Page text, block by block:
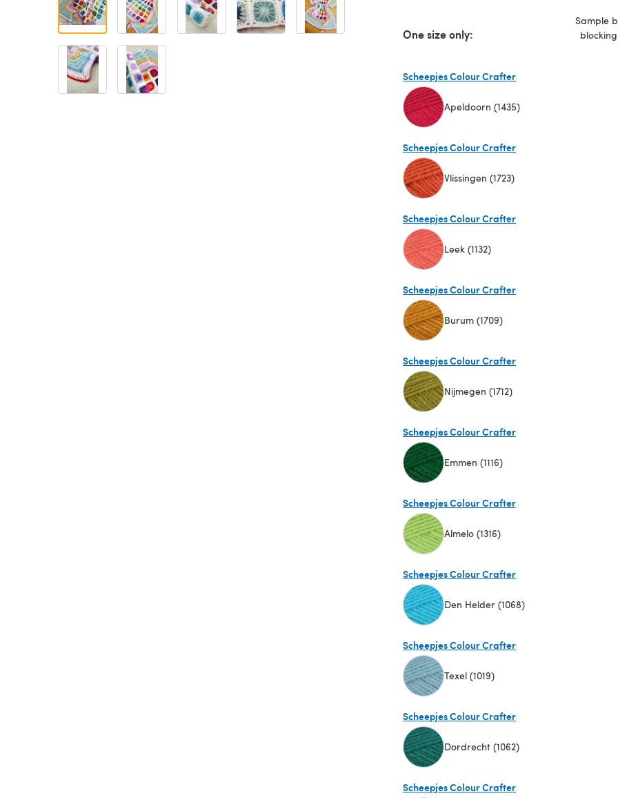
One size only:
Sample
Scheepjes Colour Crafter
Apeldoorn (1435)
Scheepjes Colour Crafter
Vlissingen (1723)
Scheepjes Colour Crafter
Leek (1132)
Scheepjes Colour Crafter
Burum (1709)
Scheepjes Colour Crafter
Nijmegen (1712)
Scheepjes Colour Crafter
Emmen (1116)
Scheepjes Colour Crafter
Almelo (1316)
Scheepjes Colour Crafter
Den Helder (1068)
Scheepjes Colour Crafter
Texel (1019)
Scheepjes Colour Crafter
Dordrecht (1062)
Scheepjes Colour Crafter